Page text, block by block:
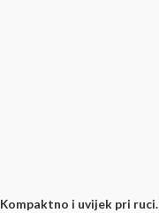
Kompaktno i uvijek pri ruci.